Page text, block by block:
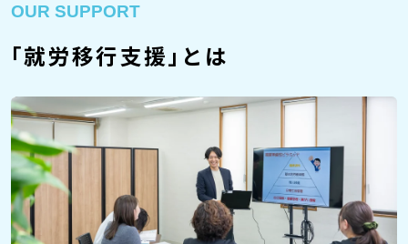
OUR SUPPORT
「就労移行支援」とは